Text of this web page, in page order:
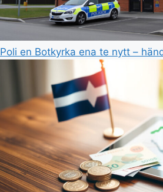
Poli en Botkyrka ena te nytt –